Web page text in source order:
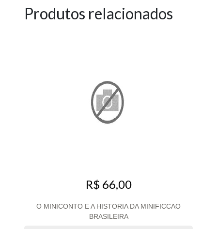
Produtos relacionados
R$ 66,00
O MINICONTO E A HISTORIA DA MINIFICCAO
BRASILEIRA